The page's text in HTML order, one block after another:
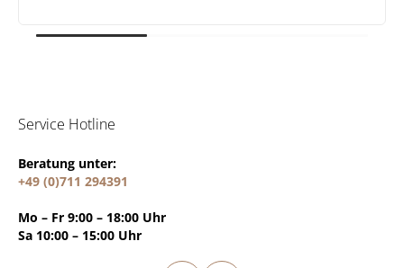
Service Hotline
Beratung unter:
+49 (0)711 294391
Mo – Fr 9:00 – 18:00 Uhr
Sa 10:00 – 15:00 Uhr